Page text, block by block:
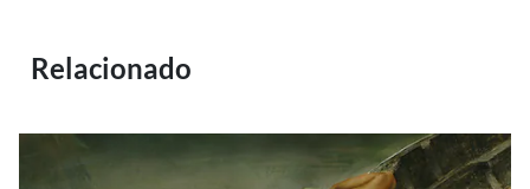
Relacionado